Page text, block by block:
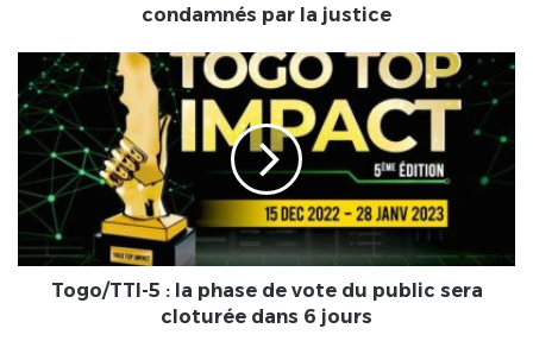
justice
condamnés par la justice
Togo/TTI-
:
la
phase
de
vote
du
public
Togo/TTI-5 : la phase de vote du public sera
cloturée dans 6 jours